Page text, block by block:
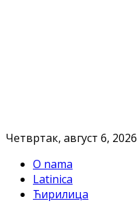
Четвртак, август 6, 2026
O nama
Latinica
Ћирилица